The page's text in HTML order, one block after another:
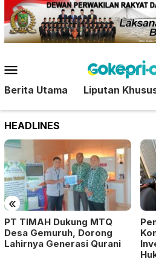
Loncat
ke
konten
Mobile
Berita Utama Liputan
HEADLINES
«
PT TIMAH Dukung MTQ
Desa Gemuruh, Dorong
Lahirnya Generasi Qurani